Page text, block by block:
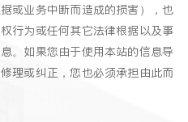
或业务中断而造成的损害），也
行为或任何其它法律根据以及事
。如果您由于使用本站的信息导
理或纠正，您也必须承担由此而